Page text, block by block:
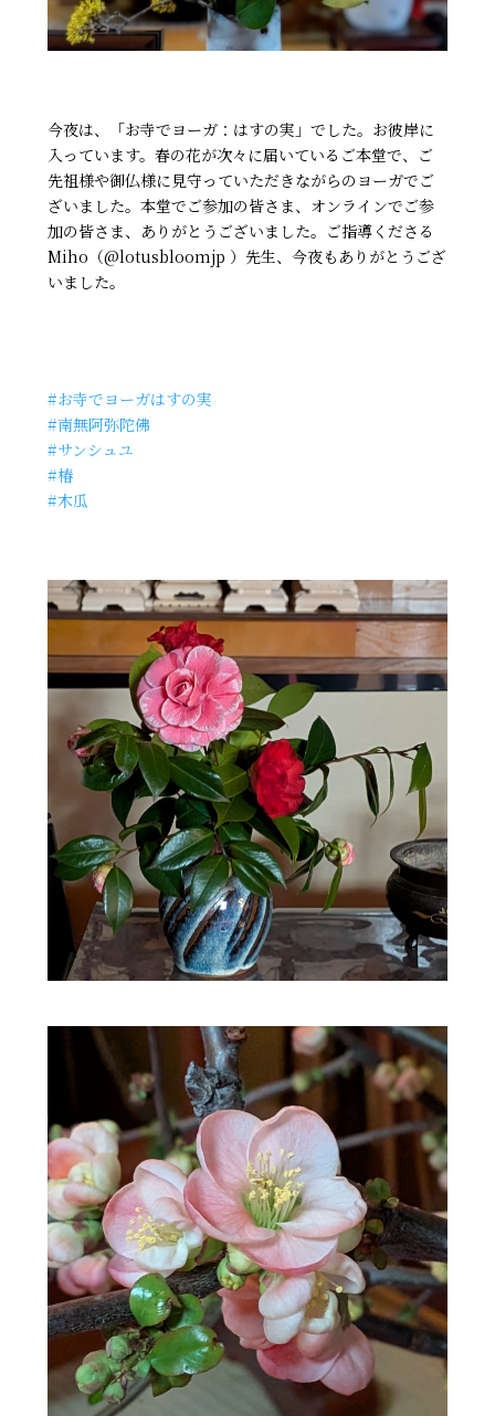
今夜は、「お寺でヨーガ：はすの実」でした。お彼岸に
入っています。春の花が次々に届いているご本堂で、ご
先祖様や御仏様に見守っていただきながらのヨーガでご
ざいました。本堂でご参加の皆さま、オンラインでご参
加の皆さま、ありがとうございました。ご指導くださる
Miho（@lotusbloomjp ）先生、今夜もありがとうござ
いました。
#お寺でヨーガはすの実
#南無阿弥陀佛
#サンシュユ
#椿
#木瓜